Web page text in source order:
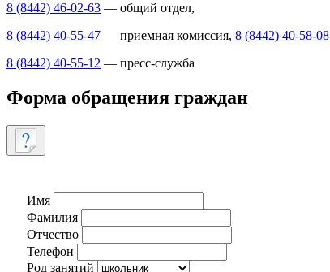
8 (8442) 46-02-63 — общий отдел,
8 (8442) 40-55-47 — приемная комиссия, 8 (8442) 40-58-08
8 (8442) 40-55-12 — пресс-служба
Форма обращения граждан
Имя
Фамилия
Отчество
Телефон
Род занятий